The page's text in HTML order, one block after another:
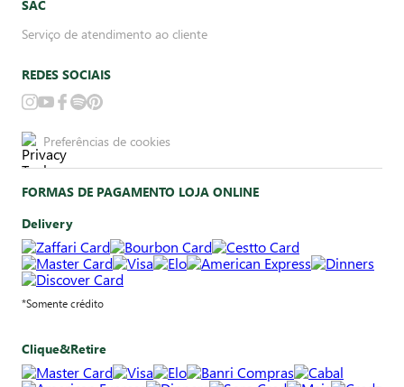
SAC
Serviço de atendimento ao cliente
REDES SOCIAIS
Preferências de cookies
FORMAS DE PAGAMENTO LOJA ONLINE
Delivery
*Somente crédito
Clique&Retire